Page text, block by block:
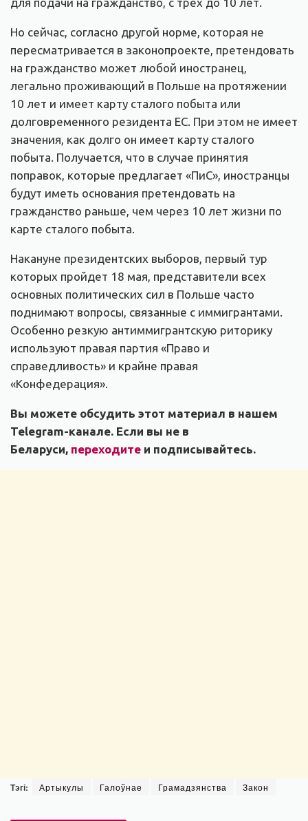
Но сейчас, согласно другой норме, которая не
пересматривается в законопроекте, претендовать
на гражданство может любой иностранец,
легально проживающий в Польше на протяжении
10 лет и имеет карту сталого побыта или
долговременного резидента ЕС. При этом не имеет
значения, как долго он имеет карту сталого
побыта. Получается, что в случае принятия
поправок, которые предлагает «ПиС», иностранцы
будут иметь основания претендовать на
гражданство раньше, чем через 10 лет жизни по
карте сталого побыта.
Накануне президентских выборов, первый тур
которых пройдет 18 мая, представители всех
основных политических сил в Польше часто
поднимают вопросы, связанные с иммигрантами.
Особенно резкую антиммигрантскую риторику
используют правая партия «Право и
справедливость» и крайне правая
«Конфедерация».
Вы можете обсудить этот материал в нашем
Telegram-канале. Если вы не в
Беларуси, переходите и подписывайтесь.
Тэгі: Артыкулы Галоўнае Грамадзянства Закон